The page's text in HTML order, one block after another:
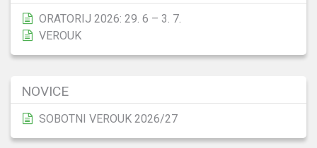
ORATORIJ 2026: 29. 6 – 3. 7.
VEROUK
NOVICE
SOBOTNI VEROUK 2026/27